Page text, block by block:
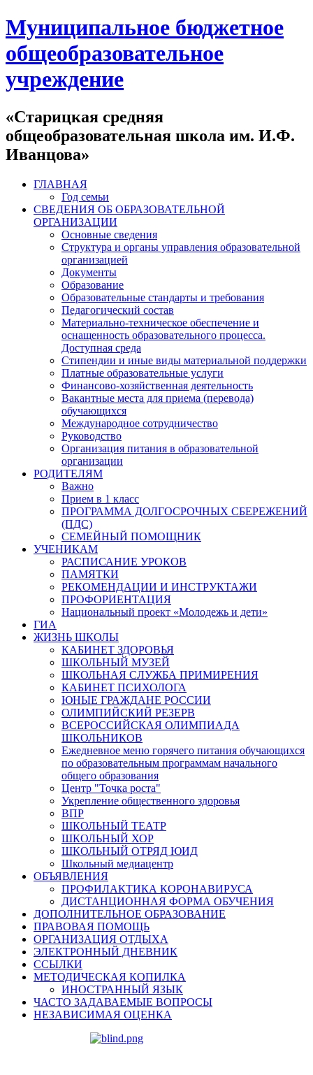
Муниципальное бюджетное
общеобразовательное
учреждение
«Старицкая средняя
общеобразовательная школа им. И.Ф.
Иванцова»
ГЛАВНАЯ
Год семьи
СВЕДЕНИЯ ОБ ОБРАЗОВАТЕЛЬНОЙ
ОРГАНИЗАЦИИ
Основные сведения
Структура и органы управления образовательной
организацией
Документы
Образование
Образовательные стандарты и требования
Педагогический состав
Материально-техническое обеспечение и
оснащенность образовательного процесса.
Доступная среда
Стипендии и иные виды материальной поддержки
Платные образовательные услуги
Финансово-хозяйственная деятельность
Вакантные места для приема (перевода)
обучающихся
Международное сотрудничество
Руководство
Организация питания в образовательной
организации
РОДИТЕЛЯМ
Важно
Прием в 1 класс
ПРОГРАММА ДОЛГОСРОЧНЫХ СБЕРЕЖЕНИЙ
(ПДС)
СЕМЕЙНЫЙ ПОМОЩНИК
УЧЕНИКАМ
РАСПИСАНИЕ УРОКОВ
ПАМЯТКИ
РЕКОМЕНДАЦИИ И ИНСТРУКТАЖИ
ПРОФОРИЕНТАЦИЯ
Национальный проект «Молодежь и дети»
ГИА
ЖИЗНЬ ШКОЛЫ
КАБИНЕТ ЗДОРОВЬЯ
ШКОЛЬНЫЙ МУЗЕЙ
ШКОЛЬНАЯ СЛУЖБА ПРИМИРЕНИЯ
КАБИНЕТ ПСИХОЛОГА
ЮНЫЕ ГРАЖДАНЕ РОССИИ
ОЛИМПИЙСКИЙ РЕЗЕРВ
ВСЕРОССИЙСКАЯ ОЛИМПИАДА
ШКОЛЬНИКОВ
Ежедневное меню горячего питания обучающихся
по образовательным программам начального
общего образования
Центр "Точка роста"
Укрепление общественного здоровья
ВПР
ШКОЛЬНЫЙ ТЕАТР
ШКОЛЬНЫЙ ХОР
ШКОЛЬНЫЙ ОТРЯД ЮИД
Школьный медиацентр
ОБЪЯВЛЕНИЯ
ПРОФИЛАКТИКА КОРОНАВИРУСА
ДИСТАНЦИОННАЯ ФОРМА ОБУЧЕНИЯ
ДОПОЛНИТЕЛЬНОЕ ОБРАЗОВАНИЕ
ПРАВОВАЯ ПОМОЩЬ
ОРГАНИЗАЦИЯ ОТДЫХА
ЭЛЕКТРОННЫЙ ДНЕВНИК
ССЫЛКИ
МЕТОДИЧЕСКАЯ КОПИЛКА
ИНОСТРАННЫЙ ЯЗЫК
ЧАСТО ЗАДАВАЕМЫЕ ВОПРОСЫ
НЕЗАВИСИМАЯ ОЦЕНКА